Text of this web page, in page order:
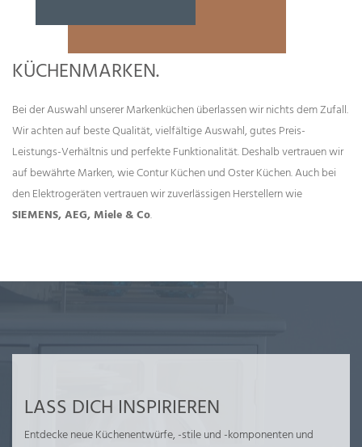
KÜCHENMARKEN.
Bei der Auswahl unserer Markenküchen überlassen wir nichts dem Zufall.
Wir achten auf beste Qualität, vielfältige Auswahl, gutes Preis-
Leistungs-Verhältnis und perfekte Funktionalität. Deshalb vertrauen wir
auf bewährte Marken, wie Contur Küchen und Oster Küchen. Auch bei
den Elektrogeräten vertrauen wir zuverlässigen Herstellern wie
SIEMENS, AEG, Miele & Co.
LASS DICH INSPIRIEREN
Entdecke neue Küchenentwürfe, -stile und -komponenten und